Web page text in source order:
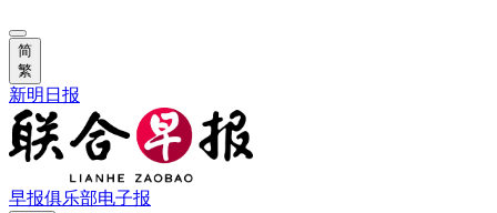
简
繁
新明日报
早报俱乐部电子报